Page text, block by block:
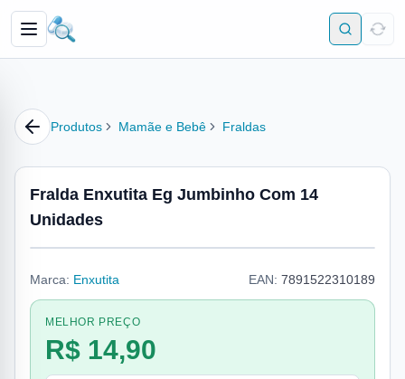
Produtos Mamãe e Bebê Fraldas
Fralda Enxutita Eg Jumbinho Com 14
Unidades
Marca: Enxutita EAN: 7891522310189
MELHOR PREÇO
R$ 14,90